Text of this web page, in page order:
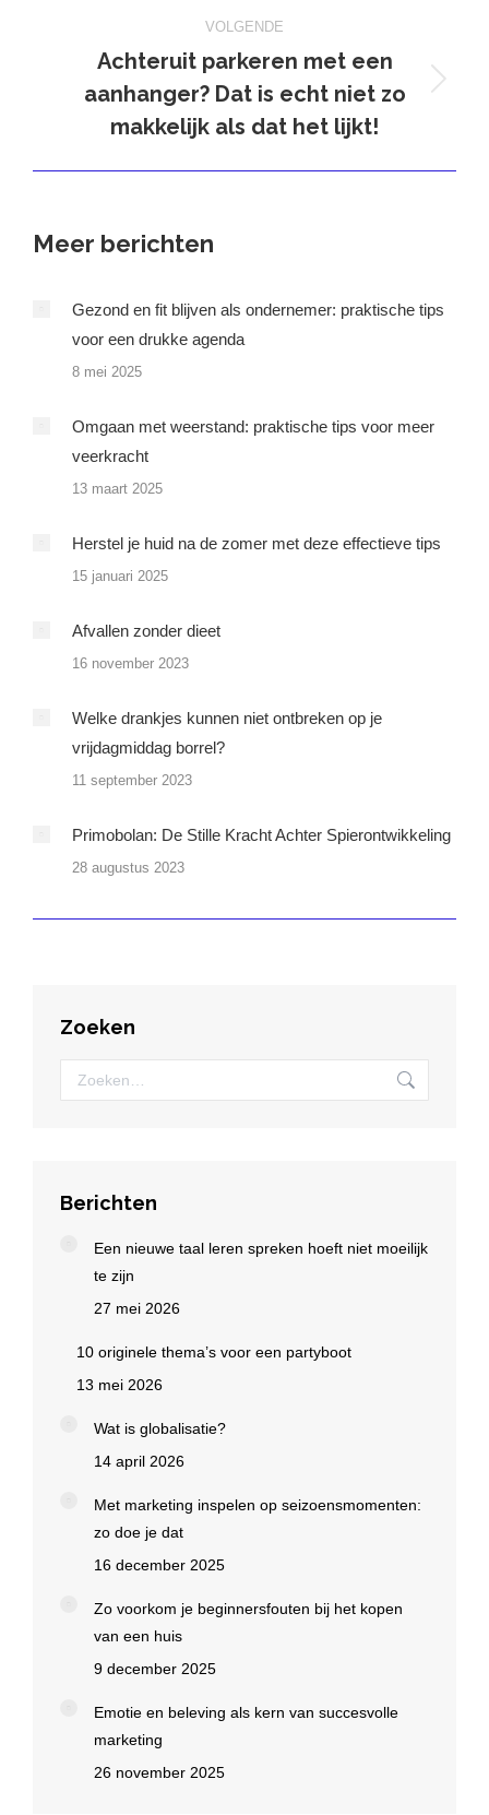
VOLGENDE
Volgend
bericht
Achteruit parkeren met een
aanhanger? Dat is echt niet zo
makkelijk als dat het lijkt!
Meer berichten
Gezond en fit blijven als ondernemer: praktische tips
voor een drukke agenda
8 mei 2025
Omgaan met weerstand: praktische tips voor meer
veerkracht
13 maart 2025
Herstel je huid na de zomer met deze effectieve tips
15 januari 2025
Afvallen zonder dieet
16 november 2023
Welke drankjes kunnen niet ontbreken op je
vrijdagmiddag borrel?
11 september 2023
Primobolan: De Stille Kracht Achter Spierontwikkeling
28 augustus 2023
Zoeken
Zoeken:
Berichten
Een nieuwe taal leren spreken hoeft niet moeilijk
te zijn
27 mei 2026
10 originele thema’s voor een partyboot
13 mei 2026
Wat is globalisatie?
14 april 2026
Met marketing inspelen op seizoensmomenten:
zo doe je dat
16 december 2025
Zo voorkom je beginnersfouten bij het kopen
van een huis
9 december 2025
Emotie en beleving als kern van succesvolle
marketing
26 november 2025